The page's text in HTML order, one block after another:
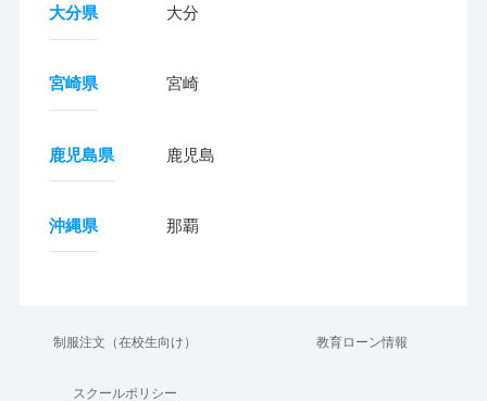
大分県 大分
宮崎県 宮崎
鹿児島県 鹿児島
沖縄県 那覇
制服注文（在校生向け） 教育ローン情報
スクールポリシー